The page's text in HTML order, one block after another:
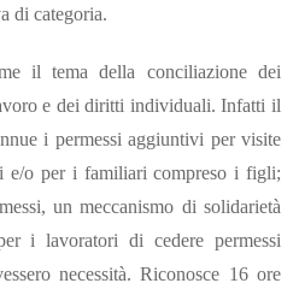
di categoria.
il tema della conciliazione dei
e dei diritti individuali. Infatti il
i permessi aggiuntivi per visite
e/o per i familiari compreso i figli;
un meccanismo di solidarietà
i lavoratori di cedere permessi
necessità. Riconosce 16 ore